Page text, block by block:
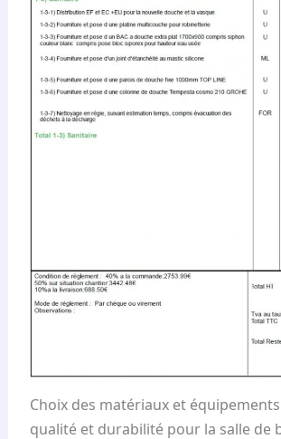
Choix des matériaux et
qualité et durabilité pour la salle de